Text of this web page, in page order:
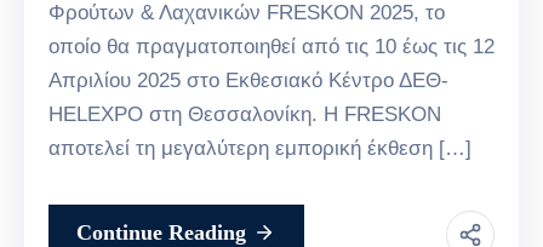
Φρούτων & Λαχανικών FRESKON 2025, το
οποίο θα πραγματοποιηθεί από τις 10 έως τις 12
Απριλίου 2025 στο Εκθεσιακό Κέντρο ΔΕΘ-
HELEXPO στη Θεσσαλονίκη. Η FRESKON
αποτελεί τη μεγαλύτερη εμπορική έκθεση […]
Continue Reading